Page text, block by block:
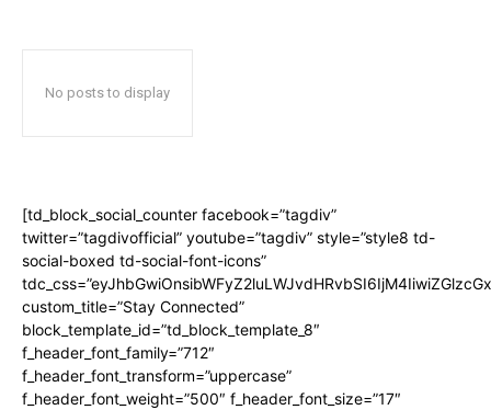
No posts to display
[td_block_social_counter facebook=”tagdiv”
twitter=”tagdivofficial” youtube=”tagdiv” style=”style8 td-
social-boxed td-social-font-icons”
custom_title=”Stay Connected”
block_template_id=”td_block_template_8″
f_header_font_family=”712″
f_header_font_transform=”uppercase”
f_header_font_weight=”500″ f_header_font_size=”17″